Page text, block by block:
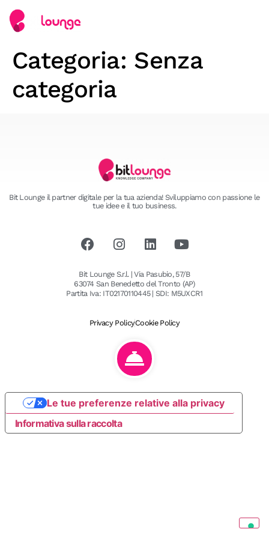
Categoria: Senza
categoria
Bit Lounge il partner digitale per la tua azienda! Sviluppiamo con passione le
tue idee e il tuo business.
Bit Lounge S.r.l. | Via Pasubio, 57/B
63074 San Benedetto del Tronto (AP)
Partita Iva: IT02170110445 | SDI: M5UXCR1
Privacy PolicyCookie Policy
Informativa sulla raccolta
Le tue preferenze relative alla privacy